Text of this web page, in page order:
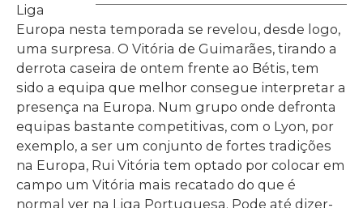
Liga
Europa nesta temporada se revelou, desde logo,
uma surpresa. O Vitória de Guimarães, tirando a
derrota caseira de ontem frente ao Bétis, tem
sido a equipa que melhor consegue interpretar a
presença na Europa. Num grupo onde defronta
equipas bastante competitivas, com o Lyon, por
exemplo, a ser um conjunto de fortes tradições
na Europa, Rui Vitória tem optado por colocar em
campo um Vitória mais recatado do que é
normal ver na Liga Portuguesa. Pode até dizer-